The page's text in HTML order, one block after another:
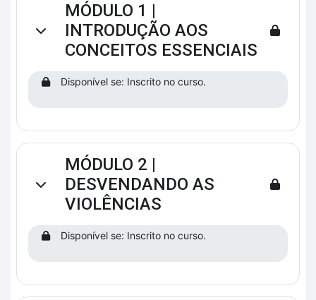
Contrair
MÓDULO 1 |
INTRODUÇÃO AOS
CONCEITOS ESSENCIAIS
Disponível se: Inscrito no curso.
Contrair
MÓDULO 2 |
DESVENDANDO AS
VIOLÊNCIAS
Disponível se: Inscrito no curso.